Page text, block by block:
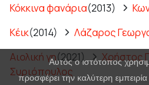
Κόκκινα φανάρια(2013)
Κέικ(2014)
Λάζαρος
Αιολική γη(2021) Χρήστος
Συριόπουλος
Αυτός ο ιστότοπος
προσφέρει την καλύτερη